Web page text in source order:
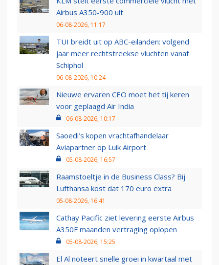
Airbus A350-900 uit
06-08-2026, 11:17
TUI breidt uit op ABC-eilanden: volgend
jaar meer rechtstreekse vluchten vanaf
Schiphol
06-08-2026, 10:24
Nieuwe ervaren CEO moet het tij keren
voor geplaagd Air India
06-08-2026, 10:17
Saoedi’s kopen vrachtafhandelaar
Aviapartner op Luik Airport
05-08-2026, 16:57
Raamstoeltje in de Business Class? Bij
Lufthansa kost dat 170 euro extra
05-08-2026, 16:41
Cathay Pacific ziet levering eerste Airbus
A350F maanden vertraging oplopen
05-08-2026, 15:25
El Al noteert snelle groei in kwartaal met